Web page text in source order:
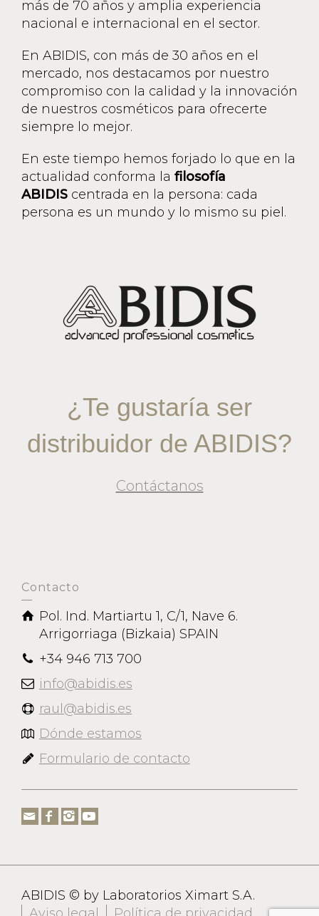
más de 70 años y amplia experiencia
nacional e internacional en el sector.
En ABIDIS, con más de 30 años en el
mercado, nos destacamos por nuestro
compromiso con la calidad y la innovación
de nuestros cosméticos para ofrecerte
siempre lo mejor.
En este tiempo hemos forjado lo que en la
actualidad conforma la filosofía
ABIDIS centrada en la persona: cada
persona es un mundo y lo mismo su piel.
¿Te gustaría ser
distribuidor de ABIDIS?
Contáctanos
Contacto
Pol. Ind. Martiartu 1, C/1, Nave 6.
Arrigorriaga (Bizkaia) SPAIN
+34 946 713 700
info@abidis.es
raul@abidis.es
Dónde estamos
Formulario de contacto
ABIDIS © by Laboratorios Ximart S.A.